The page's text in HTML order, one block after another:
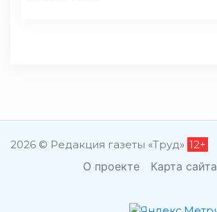
2026 © Редакция газеты «Труд» 12+
О проекте Карта сайта